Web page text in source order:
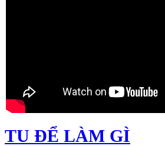
TU ĐỂ LÀM GÌ